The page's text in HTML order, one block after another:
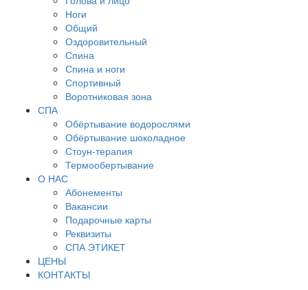
Ноги
Общий
Оздоровительный
Спина
Спина и ноги
Спортивный
Воротниковая зона
СПА
Обёртывание водорослями
Обёртывание шоколадное
Стоун-терапия
Термообертывание
О НАС
Абонементы
Вакансии
Подарочные карты
Реквизиты
СПА ЭТИКЕТ
ЦЕНЫ
КОНТАКТЫ